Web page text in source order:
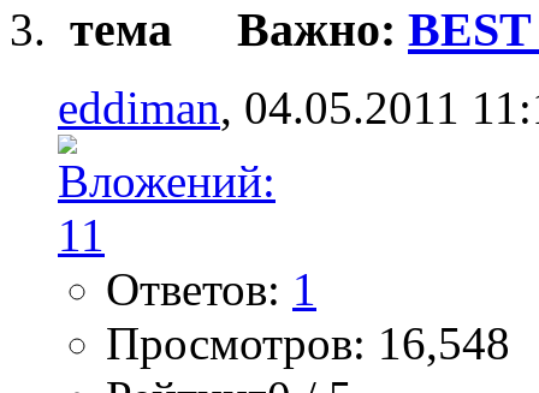
Важно:
eddiman, 04.05.2011
Ответов: 1
Просмотров: 16,548